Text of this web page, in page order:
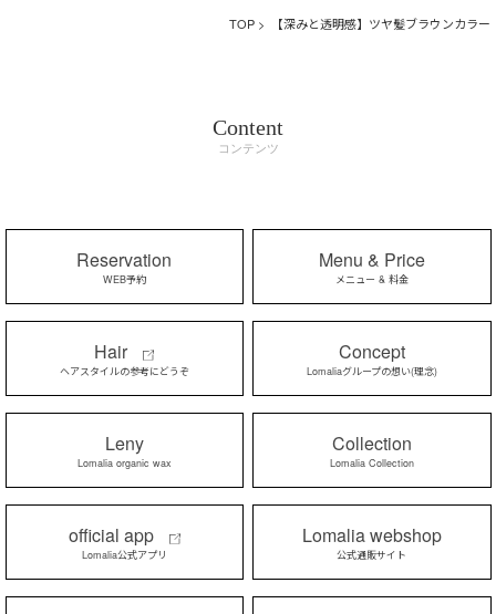
TOP > 【深みと透明感】ツヤ髪ブラウンカラー
Content
コンテンツ
Reservation
WEB予約
Menu & Price
メニュー & 料金
Hair
ヘアスタイルの参考にどうぞ
Concept
Lomaliaグループの想い(理念)
Leny
Lomalia organic wax
Collection
Lomalia Collection
official app
Lomalia公式アプリ
Lomalia webshop
公式通販サイト